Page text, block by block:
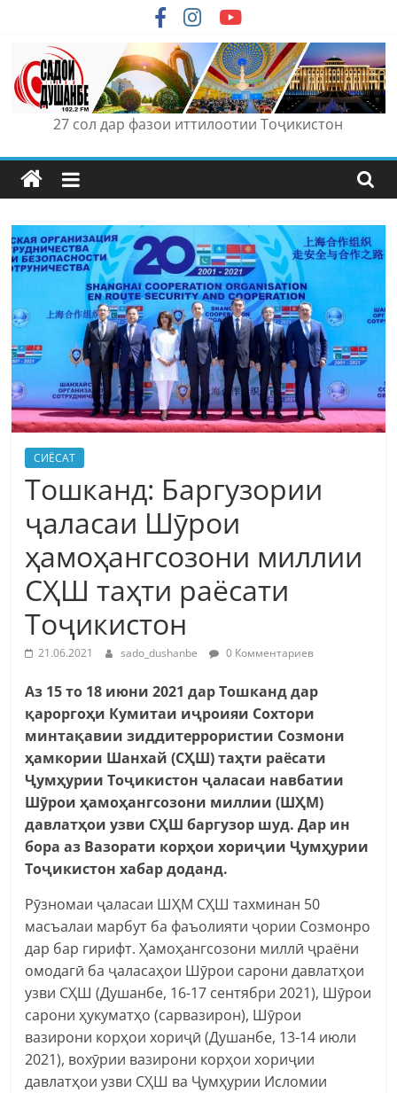
content
27 сол дар фазои иттилоотии Тоҷикистон
СИЁСАТ
Тошканд: Баргузории
ҷаласаи Шӯрои
ҳамоҳангсозони миллии
СҲШ таҳти раёсати
Тоҷикистон
21.06.2021 sado_dushanbe 0 Комментариев
Аз 15 то 18 июни 2021 дар Тошканд дар
қароргоҳи Кумитаи иҷроияи Сохтори
минтақавии зиддитеррористии Созмони
ҳамкории Шанхай (СҲШ) таҳти раёсати
Ҷумҳурии Тоҷикистон ҷаласаи навбатии
Шӯрои ҳамоҳангсозони миллии (ШҲМ)
давлатҳои узви СҲШ баргузор шуд. Дар ин
бора аз Вазорати корҳои хориҷии Ҷумҳурии
Тоҷикистон хабар доданд.
Рӯзномаи ҷаласаи ШҲМ СҲШ тахминан 50
масъалаи марбут ба фаъолияти ҷории Созмонро
дар бар гирифт. Ҳамоҳангсозони миллӣ ҷраёни
омодагӣ ба ҷаласаҳои Шӯрои сарони давлатҳои
узви СҲШ (Душанбе, 16-17 сентябри 2021), Шӯрои
сарони ҳукуматҳо (сарвазирон), Шӯрои
вазирони корҳои хориҷӣ (Душанбе, 13-14 июли
2021), вохӯрии вазирони корҳои хориҷии
давлатҳои узви СҲШ ва Ҷумҳурии Исломии